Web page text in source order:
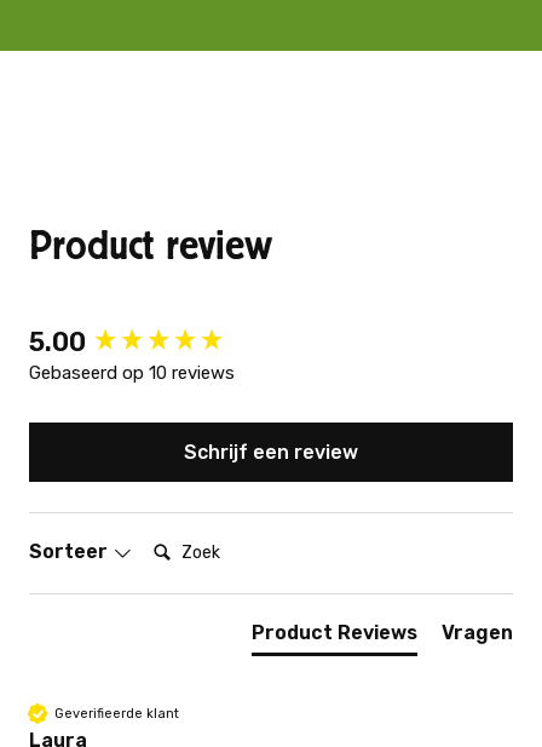
Product review
5.00
Gebaseerd op 10 reviews
Schrijf een review
Sorteer Zoek:
Product Reviews Vragen
Geverifieerde klant
Laura
New content loaded